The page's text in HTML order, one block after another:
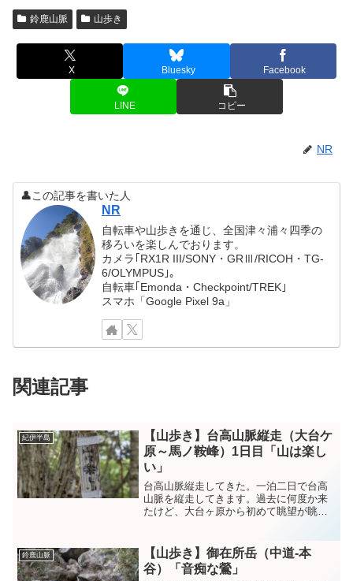
鈴鹿山脈 山歩き
X Bluesky Facebook
LINE コピー
NR
👤この記事を書いた人
NR
自転車や山歩きを通じ、全国津々浦々四季の
移ろいを楽しんでおります。
カメラ｢RX1R III/SONY・GRⅢ/RICOH・TG-
6/OLYMPUS｣。
自転車｢Emonda・Checkpoint/TREK｣
スマホ「Google Pixel 9a」
関連記事
紀伊半島
【山歩き】台高山脈縦走（大台ケ
原～馬ノ鞍峰）1日目「山は楽し
い」
台高山脈縦走してきた。一泊二日で台高
山脈を縦走してきます。過去に何度か来
たけど、大台ヶ原から初めて眺望が眺め
から...
鈴鹿山脈
【山歩き】御在所岳（中道-本
谷）「音痴な鶯」